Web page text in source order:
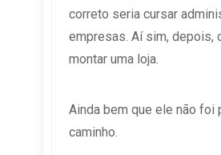
correto seria cursar
empresas. Aí sim, depois,
montar uma loja.
Ainda bem que ele não foi
caminho.